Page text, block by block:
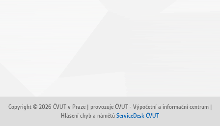
Copyright © 2026 ČVUT v Praze | provozuje ČVUT - Výpočetní a informační centrum |
Hlášení chyb a námětů ServiceDesk ČVUT